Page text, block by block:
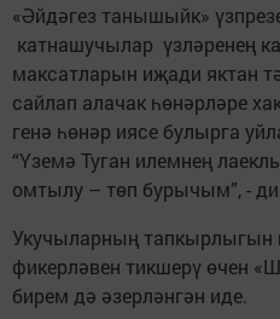
«Әйдәгез танышыйк»
катнашучылар үзләренең
максатларын иҗади яктан
сайлап алачак һөнәрләре
генә һөнәр иясе булырга
“Үземә Туган илемнең
омтылу – төп бурычым”, -
Укучыларның тапкырлыгын
фикерләвен тикшерү өчен
бирем дә әзерләнгән иде.